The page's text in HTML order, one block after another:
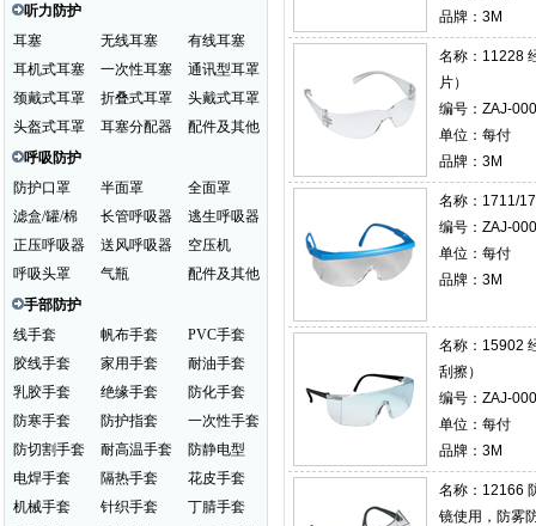
听力防护
耳塞
无线耳塞
有线耳塞
耳机式耳塞
一次性耳塞
通讯型耳罩
颈戴式耳罩
折叠式耳罩
头戴式耳罩
头盔式耳罩
耳塞分配器
配件及其他
呼吸防护
防护口罩
半面罩
全面罩
滤盒/罐/棉
长管呼吸器
逃生呼吸器
正压呼吸器
送风呼吸器
空压机
呼吸头罩
气瓶
配件及其他
手部防护
线手套
帆布手套
PVC手套
胶线手套
家用手套
耐油手套
乳胶手套
绝缘手套
防化手套
防寒手套
防护指套
一次性手套
防切割手套
耐高温手套
防静电型
电焊手套
隔热手套
花皮手套
机械手套
针织手套
丁腈手套
品牌：3M
名称： 11228
片）
编号：ZAJ-
单位：每付
品牌：3M
名称： 1711/
编号：ZAJ-
单位：每付
品牌：3M
名称： 15902
刮擦）
编号：ZAJ-
单位：每付
品牌：3M
名称： 12166
镜使用，防雾